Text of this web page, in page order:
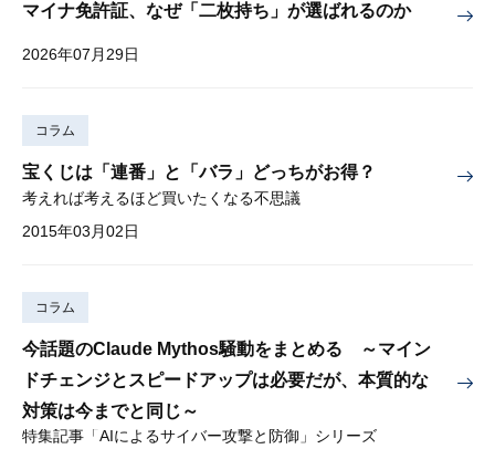
マイナ免許証、なぜ「二枚持ち」が選ばれるのか
2026年07月29日
コラム
宝くじは「連番」と「バラ」どっちがお得？
考えれば考えるほど買いたくなる不思議
2015年03月02日
コラム
今話題のClaude Mythos騒動をまとめる ～マイン
ドチェンジとスピードアップは必要だが、本質的な
対策は今までと同じ～
特集記事「AIによるサイバー攻撃と防御」シリーズ